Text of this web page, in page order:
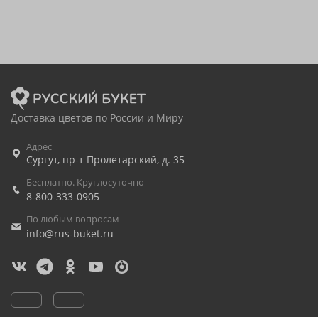
Доставка цветов по России и Миру
Адрес
Сургут, пр-т Пролетарский, д. 35
Бесплатно. Круглосуточно
8-800-333-0905
По любым вопросам
info@rus-buket.ru